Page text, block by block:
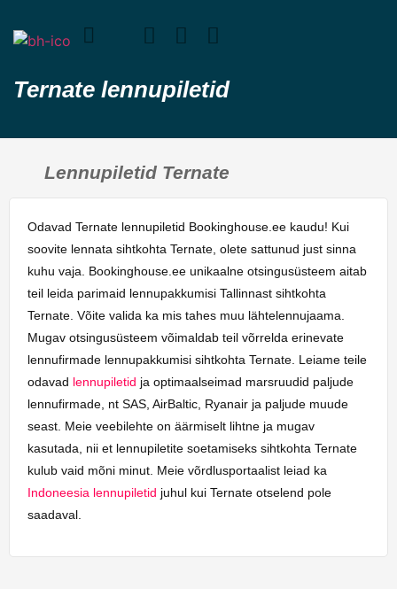
Ternate lennupiletid
Lennupiletid Ternate
Odavad Ternate lennupiletid Bookinghouse.ee kaudu! Kui
soovite lennata sihtkohta Ternate, olete sattunud just sinna
kuhu vaja. Bookinghouse.ee unikaalne otsingusüsteem aitab
teil leida parimaid lennupakkumisi Tallinnast sihtkohta
Ternate. Võite valida ka mis tahes muu lähtelennujaama.
Mugav otsingusüsteem võimaldab teil võrrelda erinevate
lennufirmade lennupakkumisi sihtkohta Ternate. Leiame teile
odavad lennupiletid ja optimaalseimad marsruudid paljude
lennufirmade, nt SAS, AirBaltic, Ryanair ja paljude muude
seast. Meie veebilehte on äärmiselt lihtne ja mugav
kasutada, nii et lennupiletite soetamiseks sihtkohta Ternate
kulub vaid mõni minut. Meie võrdlusportaalist leiad ka
Indoneesia lennupiletid juhul kui Ternate otselend pole
saadaval.